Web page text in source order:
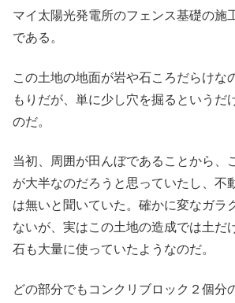
マイ太陽光発電所のフェンス基礎の施
である。
この土地の地面が岩や石ころだらけな
もりだが、単に少し穴を掘るというだ
のだ。
当初、周囲が田んぼであることから、
が大半なのだろうと思っていたし、不
は無いと聞いていた。確かに変なガラ
ないが、実はこの土地の造成では土だ
石も大量に使っていたようなのだ。
どの部分でもコンクリブロック２個分